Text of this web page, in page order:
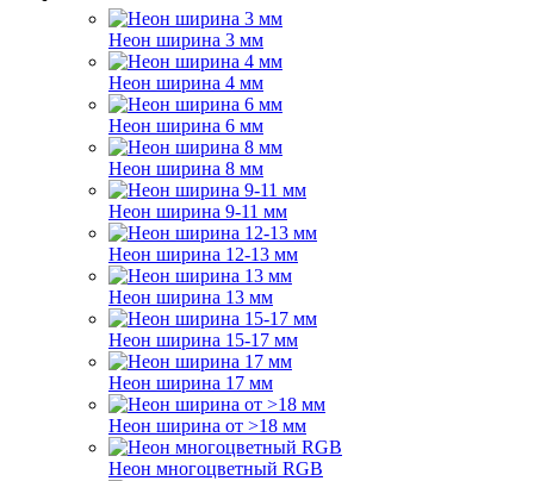
Неон ширина 3 мм
Неон ширина 4 мм
Неон ширина 6 мм
Неон ширина 8 мм
Неон ширина 9-11 мм
Неон ширина 12-13 мм
Неон ширина 13 мм
Неон ширина 15-17 мм
Неон ширина 17 мм
Неон ширина от >18 мм
Неон многоцветный RGB